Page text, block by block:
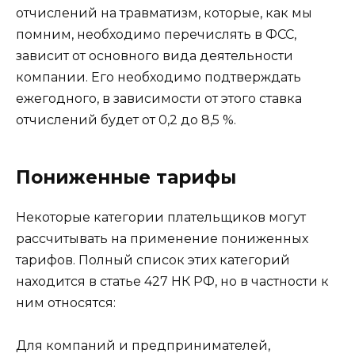
отчислений на травматизм, которые, как мы
помним, необходимо перечислять в ФСС,
зависит от основного вида деятельности
компании. Его необходимо подтверждать
ежегодного, в зависимости от этого ставка
отчислений будет от 0,2 до 8,5 %.
Пониженные тарифы
Некоторые категории плательщиков могут
рассчитывать на применение пониженных
тарифов. Полный список этих категорий
находится в статье 427 НК РФ, но в частности к
ним относятся:
Для компаний и предпринимателей,